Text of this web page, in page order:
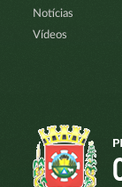
Notícias
Vídeos